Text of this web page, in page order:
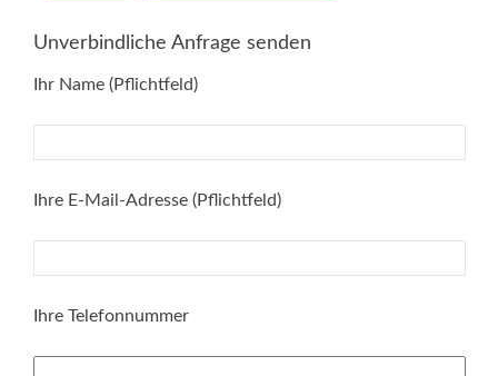
Unverbindliche Anfrage senden
Ihr Name (Pflichtfeld)
Ihre E-Mail-Adresse (Pflichtfeld)
Ihre Telefonnummer